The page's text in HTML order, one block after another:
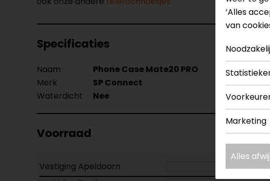
Specificaties
Naam Phone Case Mate20 PRO
Merk
SP Connect
Waterdicht
Nee
Voorraad
Vestiging Apeldoorn
‘Alles
van
Marketing
Alles